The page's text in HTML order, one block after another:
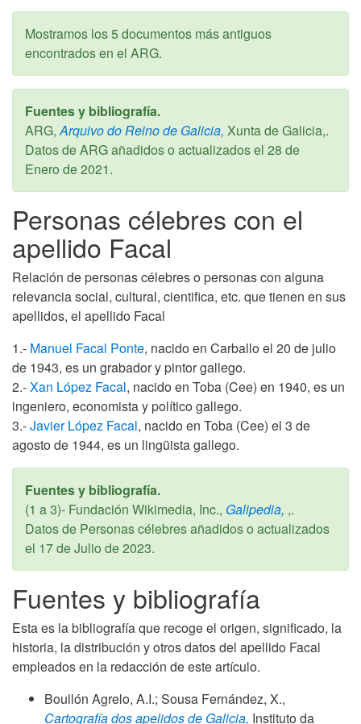
Mostramos los 5 documentos más antiguos
encontrados en el ARG.
Fuentes y bibliografía.
ARG, Arquivo do Reino de Galicia, Xunta de Galicia,.
Datos de ARG añadidos o actualizados el 28 de
Enero de 2021.
Personas célebres con el
apellido Facal
Relación de personas célebres o personas con alguna
relevancia social, cultural, cientifica, etc. que tienen en sus
apellidos, el apellido Facal
1.- Manuel Facal Ponte, nacido en Carballo el 20 de julio
de 1943, es un grabador y pintor gallego.
2.-Xan López Facal, nacido en Toba (Cee) en 1940, es un
ingeniero, economista y político gallego.
3.-Javier López Facal, nacido en Toba (Cee) el 3 de
agosto de 1944, es un lingüista gallego.
Fuentes y bibliografía.
(1 a 3)- Fundación Wikimedia, Inc., Galipedia, ,.
Datos de Personas célebres añadidos o actualizados
el 17 de Julio de 2023.
Fuentes y bibliografía
Esta es la bibliografía que recoge el origen, significado, la
historia, la distribución y otros datos del apellido Facal
empleados en la redacción de este artículo.
Boullón Agrelo, A.I.; Sousa Fernández, X.,
Cartografía dos apelidos de Galicia, Instituto da